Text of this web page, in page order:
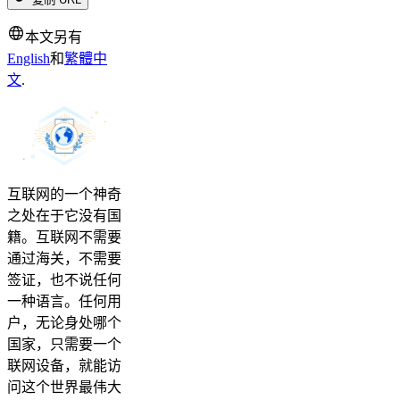
本文另有
English和繁體中
文.
互联网的一个神奇
之处在于它没有国
籍。互联网不需要
通过海关，不需要
签证，也不说任何
一种语言。任何用
户，无论身处哪个
国家，只需要一个
联网设备，就能访
问这个世界最伟大